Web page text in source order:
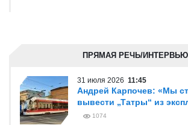
ПРЯМАЯ РЕЧЬ/ИНТЕРВЬЮ
31 июля 2026 11:45
Андрей Карпочев: «Мы
вывести „Татры“ из
1074